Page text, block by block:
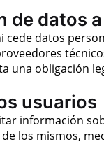
de datos
cede datos
una obligación
usuarios
información
los mismos,